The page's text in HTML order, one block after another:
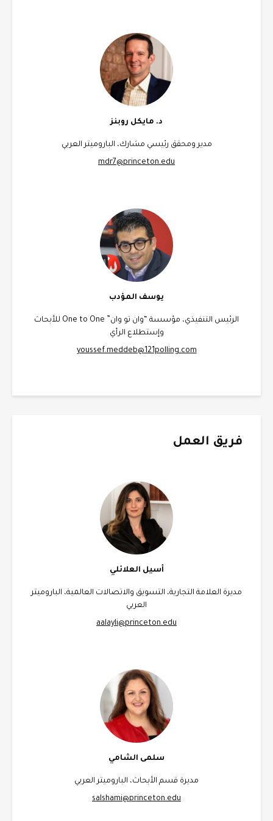
د. مايكل روبنز
مدير ومحقق رئيسي مشارك، الباروميتر العربي
mdr7@princeton.edu
يوسف المؤدب
الرئيس التنفيذي، مؤسسة “وان تو وان” One to One للأبحاث
وإستطلاع الرأي
youssef.meddeb@121polling.com
فريق العمل
أسيل العلائلي
مديرة العلامة التجارية، التسويق والاتصالات العالمية، الباروميتر
العربي
aalayli@princeton.edu
سلمى الشامي
مديرة قسم الأبحاث، الباروميتر العربي
salshami@princeton.edu